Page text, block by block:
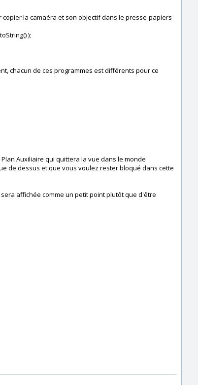
la camaéra et son objectif dans le presse-papiers
);
chacun de ces programmes est différents pour ce
Auxiliaire qui quittera la vue dans le monde
de dessus et que vous voulez rester bloqué dans cette
affichée comme un petit point plutôt que d'être